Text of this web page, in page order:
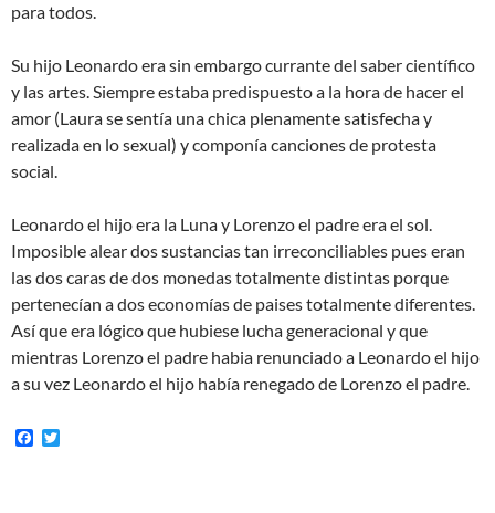
para todos.
Su hijo Leonardo era sin embargo currante del saber científico
y las artes. Siempre estaba predispuesto a la hora de hacer el
amor (Laura se sentía una chica plenamente satisfecha y
realizada en lo sexual) y componía canciones de protesta
social.
Leonardo el hijo era la Luna y Lorenzo el padre era el sol.
Imposible alear dos sustancias tan irreconciliables pues eran
las dos caras de dos monedas totalmente distintas porque
pertenecían a dos economías de paises totalmente diferentes.
Así que era lógico que hubiese lucha generacional y que
mientras Lorenzo el padre habia renunciado a Leonardo el hijo
a su vez Leonardo el hijo había renegado de Lorenzo el padre.
F